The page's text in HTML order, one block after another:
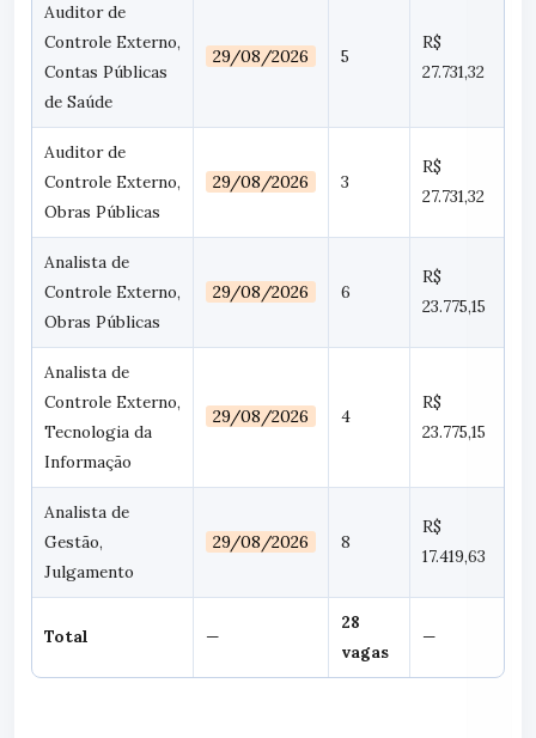
Auditor de
Controle Externo,
Contas Públicas
de Saúde
29/08/2026 5
R$
27.731,32
Auditor de
Controle Externo,
Obras Públicas
29/08/2026 3
R$
27.731,32
Analista de
Controle Externo,
Obras Públicas
29/08/2026 6
R$
23.775,15
Analista de
Controle Externo,
Tecnologia da
Informação
29/08/2026 4
R$
23.775,15
Analista de
Gestão,
Julgamento
29/08/2026 8
R$
17.419,63
Total —
28
vagas
—